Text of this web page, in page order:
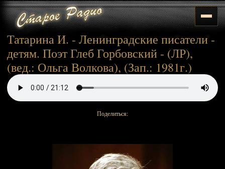
Татарина И. - Ленинградские писатели -
детям. Поэт Глеб Горбовский - (ЛР),
(вед.: Ольга Волкова), (Зап.: 1981г.)
Поделиться: